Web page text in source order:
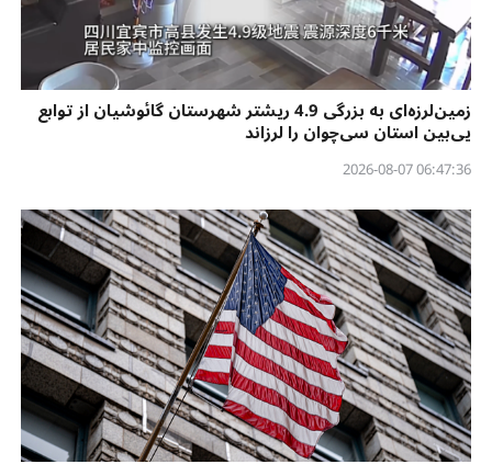
زمین‌لرزه‌ای به بزرگی 4.9 ریشتر شهرستان گائوشیان از توابع
یی‌بین استان سی‌چوان را لرزاند
06:47:36 2026-08-07